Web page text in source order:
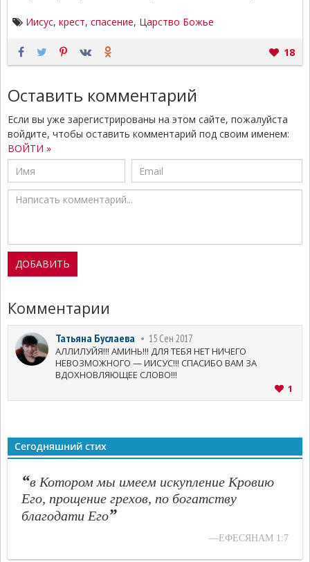
Иисус, крест, спасение, Царство Божье
18
Оставить комментарий
Если вы уже зарегистрированы на этом сайте, пожалуйста
войдите, чтобы оставить комментарий под своим именем:
ВОЙТИ »
Комментарии
Татьяна Буслаева 15 Сен 2017
АЛЛИЛУЙЯ!!! АМИНЬ!!! ДЛЯ ТЕБЯ НЕТ НИЧЕГО
НЕВОЗМОЖНОГО — ИИСУС!!! СПАСИБО ВАМ ЗА
ВДОХНОВЛЯЮЩЕЕ СЛОВО!!!
1
Сегодняшний стих
“в Котором мы имеем искупление Кровию
Его, прощение грехов, по богатству
благодати Его”
—ЕФЕСЯНАМ 1:7